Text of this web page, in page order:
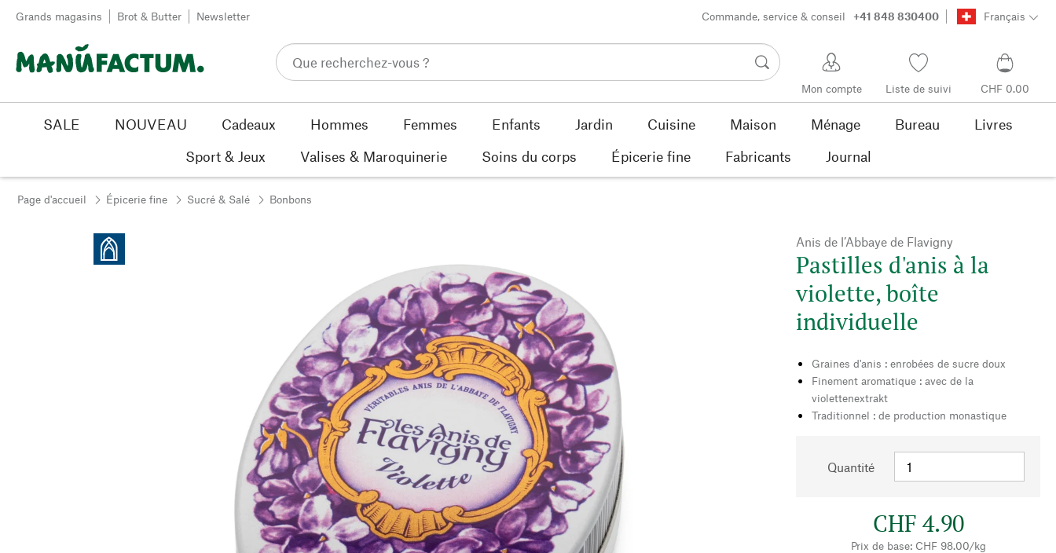
Passer au contenu
Grands magasins Brot & Butter Newsletter Commande, service & conseil +41 848 830400 Français
Mon compte Liste de suivi CHF 0.00
SALE NOUVEAU Cadeaux Hommes Femmes Enfants Jardin Cuisine Maison Ménage Bureau
Livres
Sport & Jeux
Valises & Maroquinerie Soins du corps Épicerie fine Fabricants Journal
Page d'accueil Épicerie fine Sucré & Salé Bonbons
Anis de l’Abbaye de Flavigny
Pastilles d'anis à la
violette, boîte
individuelle
Graines d'anis : enrobées de sucre doux
Finement aromatique : avec de la
violettenextrakt
Traditionnel : de production monastique
Quantité
CHF 4.90
Prix de base: CHF 98.00/kg